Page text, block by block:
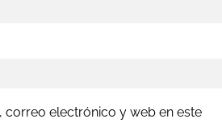
correo electrónico y web en este